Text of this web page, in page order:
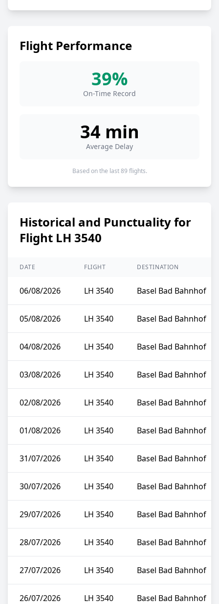
Flight Performance
39%
On-Time Record
34 min
Average Delay
Based on the last 89 flights.
Historical and Punctuality for
Flight LH 3540
DATE FLIGHT DESTINATION
06/08/2026 LH 3540 Basel Bad Bahnhof
05/08/2026 LH 3540 Basel Bad Bahnhof
04/08/2026 LH 3540 Basel Bad Bahnhof
03/08/2026 LH 3540 Basel Bad Bahnhof
02/08/2026 LH 3540 Basel Bad Bahnhof
01/08/2026 LH 3540 Basel Bad Bahnhof
31/07/2026 LH 3540 Basel Bad Bahnhof
30/07/2026 LH 3540 Basel Bad Bahnhof
29/07/2026 LH 3540 Basel Bad Bahnhof
28/07/2026 LH 3540 Basel Bad Bahnhof
27/07/2026 LH 3540 Basel Bad Bahnhof
26/07/2026 LH 3540 Basel Bad Bahnhof